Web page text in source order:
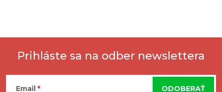
Z
Prihláste sa na odber newslettera
Email ODOBERAŤ